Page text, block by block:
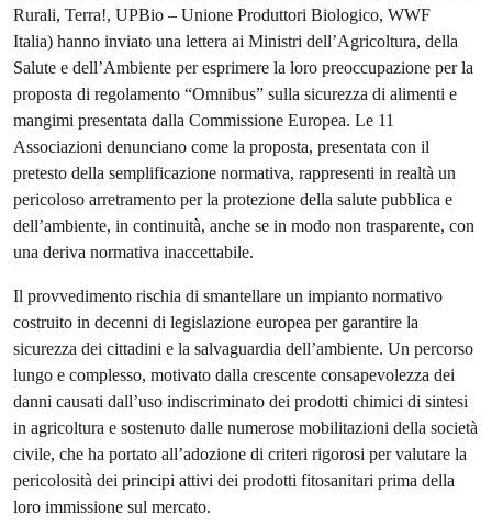
Rurali, Terra!, UPBio – Unione Produttori Biologico, WWF
Italia) hanno inviato una lettera ai Ministri dell’Agricoltura, della
Salute e dell’Ambiente per esprimere la loro preoccupazione per la
proposta di regolamento “Omnibus” sulla sicurezza di alimenti e
mangimi presentata dalla Commissione Europea. Le 11
Associazioni denunciano come la proposta, presentata con il
pretesto della semplificazione normativa, rappresenti in realtà un
pericoloso arretramento per la protezione della salute pubblica e
dell’ambiente, in continuità, anche se in modo non trasparente, con
una deriva normativa inaccettabile.
Il provvedimento rischia di smantellare un impianto normativo
costruito in decenni di legislazione europea per garantire la
sicurezza dei cittadini e la salvaguardia dell’ambiente. Un percorso
lungo e complesso, motivato dalla crescente consapevolezza dei
danni causati dall’uso indiscriminato dei prodotti chimici di sintesi
in agricoltura e sostenuto dalle numerose mobilitazioni della società
civile, che ha portato all’adozione di criteri rigorosi per valutare la
pericolosità dei principi attivi dei prodotti fitosanitari prima della
loro immissione sul mercato.